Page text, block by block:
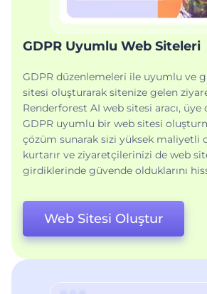
GDPR Uyumlu Web Siteleri
GDPR düzenlemeleri ile uyumlu ve
sitesi oluşturarak sitenize gelen
Renderforest AI web sitesi aracı,
GDPR uyumlu bir web sitesi
çözüm sunarak sizi yüksek maliyetli
kurtarır ve ziyaretçilerinizi de web
girdiklerinde güvende olduklarını
Web Sitesi Oluştur